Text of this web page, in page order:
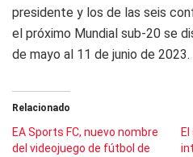
presidente y los de las seis
el próximo Mundial sub-20 se
de mayo al 11 de junio de 2023.
Relacionado
EA Sports FC, nuevo nombre
del videojuego de fútbol de